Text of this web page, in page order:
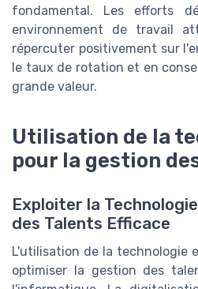
fondamental. Les efforts
environnement de travail
répercuter positivement sur
le taux de rotation et en
grande valeur.
Utilisation de la
pour la gestion
Exploiter la
des Talents Efficace
L'utilisation de la technologie
optimiser la gestion des